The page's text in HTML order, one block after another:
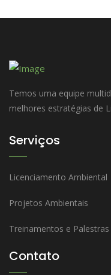
Temos uma equipe
melhores estratégias de
Serviços
Licenciamento Ambiental
Projetos Ambientais
Treinamentos e Palestras
Contato